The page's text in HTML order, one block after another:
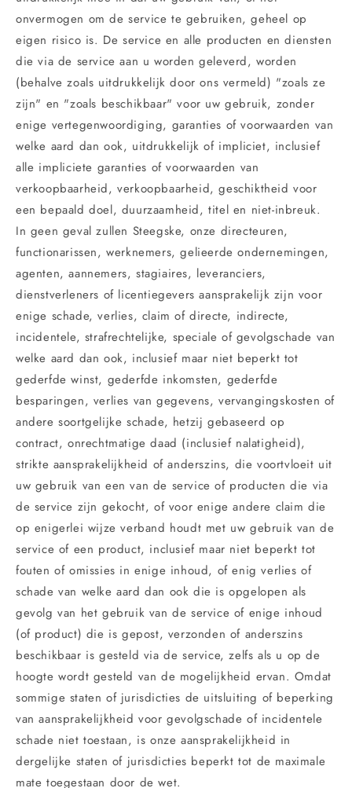
onvermogen om de service te gebruiken, geheel op
eigen risico is. De service en alle producten en diensten
die via de service aan u worden geleverd, worden
(behalve zoals uitdrukkelijk door ons vermeld) "zoals ze
zijn" en "zoals beschikbaar" voor uw gebruik, zonder
enige vertegenwoordiging, garanties of voorwaarden van
welke aard dan ook, uitdrukkelijk of impliciet, inclusief
alle impliciete garanties of voorwaarden van
verkoopbaarheid, verkoopbaarheid, geschiktheid voor
een bepaald doel, duurzaamheid, titel en niet-inbreuk.
In geen geval zullen Steegske, onze directeuren,
functionarissen, werknemers, gelieerde ondernemingen,
agenten, aannemers, stagiaires, leveranciers,
dienstverleners of licentiegevers aansprakelijk zijn voor
enige schade, verlies, claim of directe, indirecte,
incidentele, strafrechtelijke, speciale of gevolgschade van
welke aard dan ook, inclusief maar niet beperkt tot
gederfde winst, gederfde inkomsten, gederfde
besparingen, verlies van gegevens, vervangingskosten of
andere soortgelijke schade, hetzij gebaseerd op
contract, onrechtmatige daad (inclusief nalatigheid),
strikte aansprakelijkheid of anderszins, die voortvloeit uit
uw gebruik van een van de service of producten die via
de service zijn gekocht, of voor enige andere claim die
op enigerlei wijze verband houdt met uw gebruik van de
service of een product, inclusief maar niet beperkt tot
fouten of omissies in enige inhoud, of enig verlies of
schade van welke aard dan ook die is opgelopen als
gevolg van het gebruik van de service of enige inhoud
(of product) die is gepost, verzonden of anderszins
beschikbaar is gesteld via de service, zelfs als u op de
hoogte wordt gesteld van de mogelijkheid ervan. Omdat
sommige staten of jurisdicties de uitsluiting of beperking
van aansprakelijkheid voor gevolgschade of incidentele
schade niet toestaan, is onze aansprakelijkheid in
dergelijke staten of jurisdicties beperkt tot de maximale
mate toegestaan door de wet.